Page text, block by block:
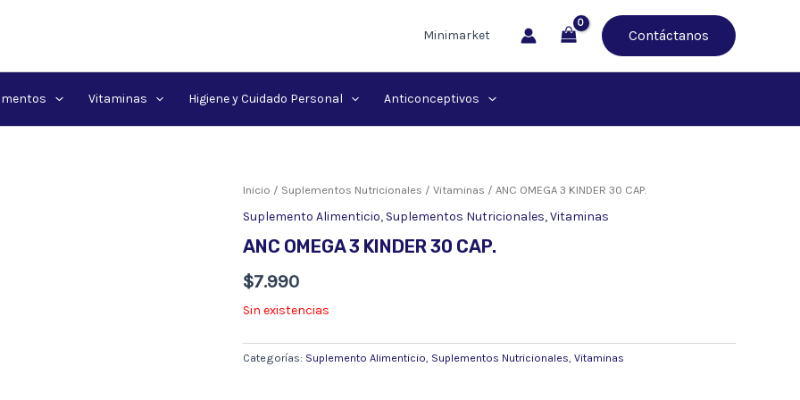
Minimarket Contáctanos
Vitaminas Higiene y Cuidado Personal Anticonceptivos
Inicio / Suplementos Nutricionales / Vitaminas / ANC OMEGA 3 KINDER 30 CAP.
Suplemento Alimenticio, Suplementos Nutricionales,Vitaminas
ANC OMEGA 3 KINDER 30 CAP.
$7.990
Sin existencias
Categorías: Suplemento Alimenticio Suplementos Nutricionales Vitaminas